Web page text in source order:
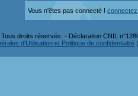
Vous n'êtes pas connecté !
droits réservés. - Déclaration CNIL
d'Utilisation et Politique de confidentialité